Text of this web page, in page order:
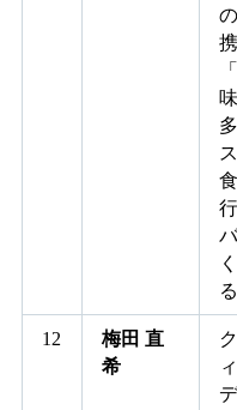
12
梅田 直
希